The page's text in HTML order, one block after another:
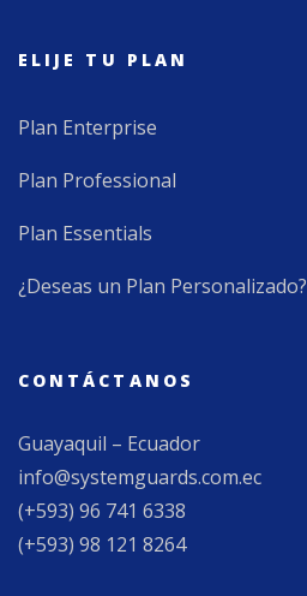
ELIJE TU PLAN
Plan Enterprise
Plan Professional
Plan Essentials
¿Deseas un Plan Personalizado?
CONTÁCTANOS
Guayaquil – Ecuador
info@systemguards.com.ec
(+593) 96 741 6338
(+593) 98 121 8264